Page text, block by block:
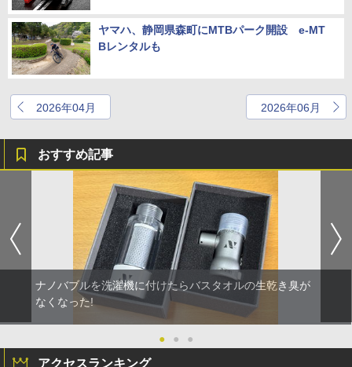
ヤマハ、静岡県森町にMTBパーク開設 e-MT
Bレンタルも
2026年04月 2026年06月
おすすめ記事
ナノバブルを洗濯機に付けたらバスタオルの生乾き臭が
なくなった!
● ● ●
アクセスランキング